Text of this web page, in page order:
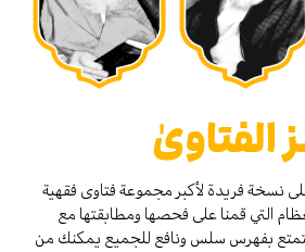
الفتاوىٰ
نسخة فريدة لأكبر مجموعة فتاوى فقهية
التي قمنا على فحصها ومطابقتها مع
بفهرس سلس ونافع للجميع يمكنك من